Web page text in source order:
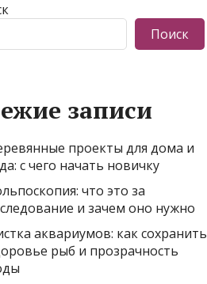
Поиск
записи
проекты для дома и
с чего начать новичку
что это за
и зачем оно нужно
аквариумов: как сохранить
рыб и прозрачность